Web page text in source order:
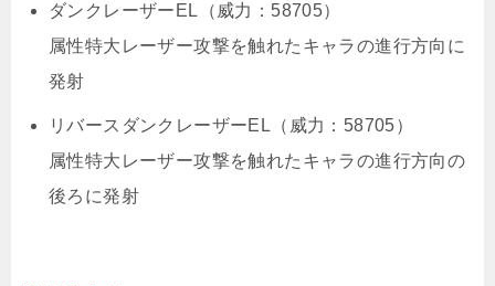
ダンクレーザーEL（威力：58705）
属性特大レーザー攻撃を触れたキャラの進行方向に
発射
リバースダンクレーザーEL（威力：58705）
属性特大レーザー攻撃を触れたキャラの進行方向の
後ろに発射